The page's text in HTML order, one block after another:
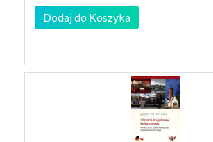
Dodaj do Koszyka